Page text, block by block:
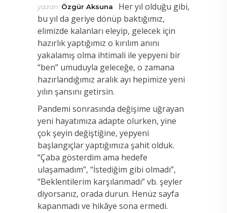
yazan: Özgür Aksuna
Her yıl olduğu gibi,
bu yıl da geriye dönüp baktığımız,
elimizde kalanları eleyip, gelecek için
hazırlık yaptığımız o kırılım anını
yakalamış olma ihtimali ile yepyeni bir
“ben” umuduyla geleceğe, o zamana
hazırlandığımız aralık ayı hepimize yeni
yılın şansını getirsin.
Pandemi sonrasında değişime uğrayan
yeni hayatımıza adapte olurken, yine
çok şeyin değiştiğine, yepyeni
başlangıçlar yaptığımıza şahit olduk.
“Çaba gösterdim ama hedefe
ulaşamadım”, “İstediğim gibi olmadı”,
“Beklentilerim karşılanmadı” vb. şeyler
diyorsanız, orada durun. Henüz sayfa
kapanmadı ve hikâye sona ermedi.